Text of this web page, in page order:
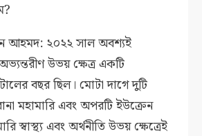
আহমদ: ২০২২ সাল অবশ্যই
উভয় ক্ষেত্র একটি
বছর ছিল। মোটা দাগে দুটি
মহামারি এবং অপরটি ইউক্রেন
স্বাস্থ্য এবং অর্থনীতি উভয় ক্ষেত্রেই